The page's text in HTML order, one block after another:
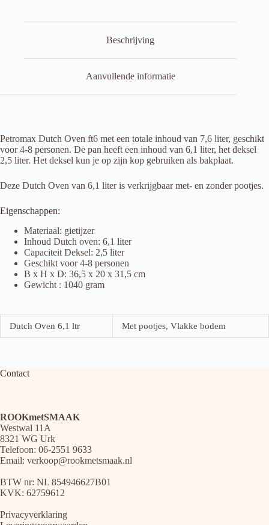
Beschrijving
Aanvullende informatie
Petromax Dutch Oven ft6 met een totale inhoud van 7,6 liter, geschikt
voor 4-8 personen. De pan heeft een inhoud van 6,1 liter, het deksel
2,5 liter. Het deksel kun je op zijn kop gebruiken als bakplaat.
Deze Dutch Oven van 6,1 liter is verkrijgbaar met- en zonder pootjes.
Eigenschappen:
Materiaal: gietijzer
Inhoud Dutch oven: 6,1 liter
Capaciteit Deksel: 2,5 liter
Geschikt voor 4-8 personen
B x H x D: 36,5 x 20 x 31,5 cm
Gewicht : 1040 gram
Dutch Oven 6,1 ltr Met pootjes, Vlakke bodem
Contact
ROOKmetSMAAK
Westwal 11A
8321 WG Urk
Telefoon: 06-2551 9633
Email: verkoop@rookmetsmaak.nl
BTW nr: NL 854946627B01
KVK: 62759612
Privacyverklaring